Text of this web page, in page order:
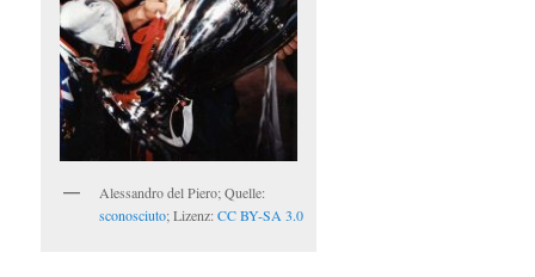
Alessandro del Piero; Quelle:
sconosciuto; Lizenz:CC BY-SA 3.0